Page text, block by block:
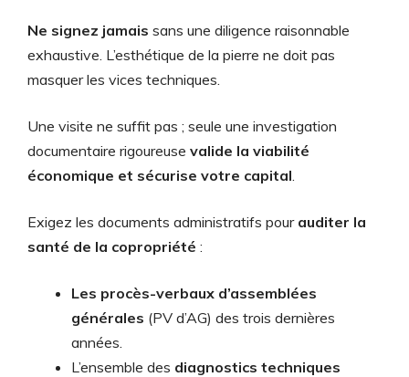
Ne signez jamais sans une diligence raisonnable
exhaustive. L’esthétique de la pierre ne doit pas
masquer les vices techniques.
Une visite ne suffit pas ; seule une investigation
documentaire rigoureuse valide la viabilité
économique et sécurise votre capital.
Exigez les documents administratifs pour auditer la
santé de la copropriété :
Les procès-verbaux d’assemblées
générales (PV d’AG) des trois dernières
années.
L’ensemble des diagnostics techniques